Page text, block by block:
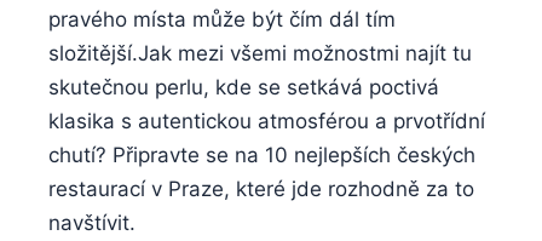
‌pravého ⁣místa může být čím dál tím
složitější.Jak mezi všemi možnostmi najít tu
skutečnou‌ perlu, kde se setkává poctivá
klasika⁣ s autentickou⁢ atmosférou ⁢a prvotřídní
chutí? Připravte se na 10 nejlepších českých
restaurací v Praze, které⁣ jde rozhodně za to
navštívit.